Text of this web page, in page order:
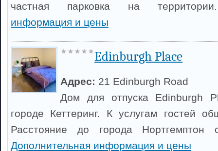
частная парковка на
информация и цены
Edinburgh Place
Адрес: 21 Edinburgh Road
Дом для отпуска Edinburgh
городе Кеттеринг. К услугам гостей
Расстояние до города Нортгемптон
Дополнительная информация и цены